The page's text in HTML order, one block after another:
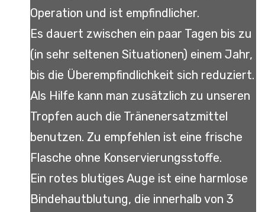
Operation und ist empfindlicher.
Es dauert zwischen ein paar Tagen bis zu
(in sehr seltenen Situationen) einem Jahr,
bis die Überempfindlichkeit sich reduziert.
Als Hilfe kann man zusätzlich zu unseren
Tropfen auch die Tränenersatzmittel
benutzen. Zu empfehlen ist eine frische
Flasche ohne Konservierungsstoffe.
Ein rotes blutiges Auge ist eine harmlose
Bindehautblutung, die innerhalb von 3